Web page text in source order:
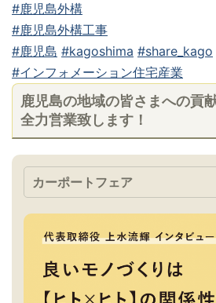
#鹿児島外構
#鹿児島外構工事
#鹿児島 #kagoshima #share_kago
#インフォメーション住宅産業
鹿児島の地域の皆さまへの貢
全力営業致します！
カーポートフェア